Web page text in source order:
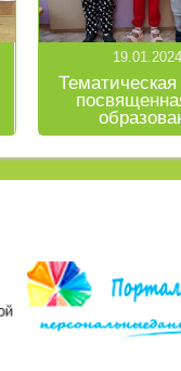
19.01.2024
Ульяновской